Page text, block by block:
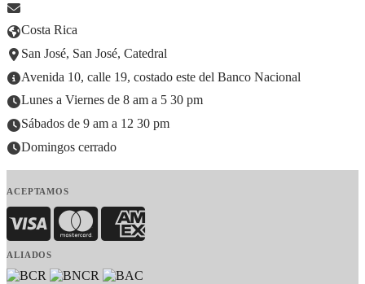
Costa Rica
San José, San José, Catedral
Avenida 10, calle 19, costado este del Banco Nacional
Lunes a Viernes de 8 am a 5 30 pm
Sábados de 9 am a 12 30 pm
Domingos cerrado
ACEPTAMOS
Visa MasterCardAmerican Express
ALIADOS